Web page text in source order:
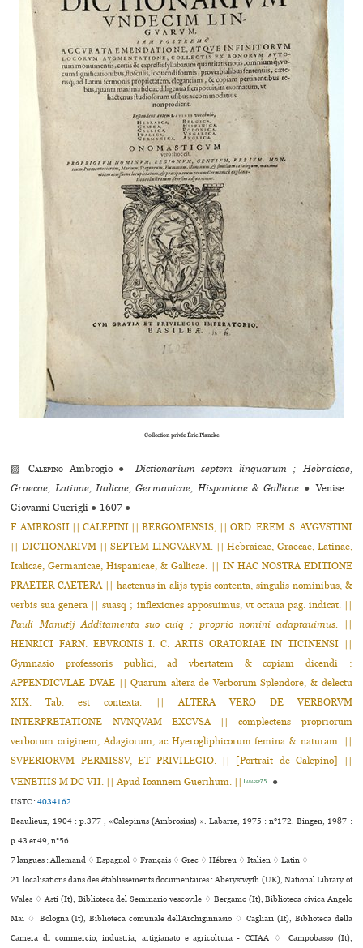
Collection privée Éric Plancke
▨Calepino Ambrogio ●
Dictionarium septem linguarum ; Hebraicae,
Graecae, Latinae, Italicae, Germanicae, Hispanicae & Gallicae ● Venise :
Giovanni Guerigli ● 1607 ●
F. AMBROSII || CALEPINI || BERGOMENSIS, || ORD. EREM. S. AVGVSTINI
|| DICTIONARIVM || SEPTEM LINGVARVM. || Hebraicae, Graecae, Latinae,
Italicae, Germanicae, Hispanicae, & Gallicae. || IN HAC NOSTRA EDITIONE
PRAETER CAETERA || hactenus in alijs typis contenta, singulis nominibus, &
verbis sua genera || suasq ; inflexiones apposuimus, vt octaua pag. indicat. ||
Pauli Manutij Additamenta suo cuiq ; proprio nomini adaptauimus.
HENRICI FARN. EBVRONIS I. C. ARTIS ORATORIAE IN TICINENSI ||
Gymnasio professoris publici, ad vbertatem & copiam dicendi :
APPENDICVLAE DVAE || Quarum altera de Verborum Splendore, & delectu
XIX. Tab. est contexta. || ALTERA VERO DE VERBORVM
INTERPRETATIONE NVNQVAM EXCVSA || complectens propriorum
verborum originem, Adagiorum, ac Hyerogliphicorum femina & naturam. ||
SVPERIORVM PERMISSV, ET PRIVILEGIO. || [Portrait de Calepino] ||
VENETIIS M DC VII. || Apud Ioannem Guerilium. ||
Labarre75 ●
USTC :4034162.
Beaulieux, 1904 : p.377 , «Calepinus (Ambrosius) ». Labarre, 1975 : n°172. Bingen, 1987 :
p.43 et 49, n°56.
7 langues :Allemand ♢Espagnol ♢Français ♢Grec ♢Hébreu ♢Italien ♢Latin ♢
21 localisations dans des établissements documentaires : Aberystwyth (UK), National Library of
Wales ♢ Asti (It), Biblioteca del Seminario ves­co­vile ♢ Bergamo (It), Biblioteca civica Angelo
Mai ♢ Bologna (It), Biblioteca comu­nale dell’Archiginnasio ♢ Cagliari (It), Biblioteca della
Camera di commercio, industria, artigianato e agricoltura - CCIAA ♢ Campobasso (It),